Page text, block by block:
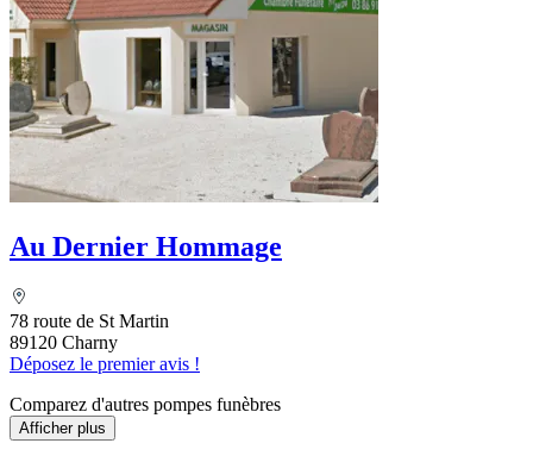
Au Dernier Hommage
78 route de St Martin
89120 Charny
Déposez le premier avis !
Comparez d'autres pompes funèbres
Afficher plus